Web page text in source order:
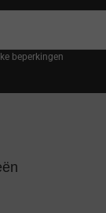
beperkingen